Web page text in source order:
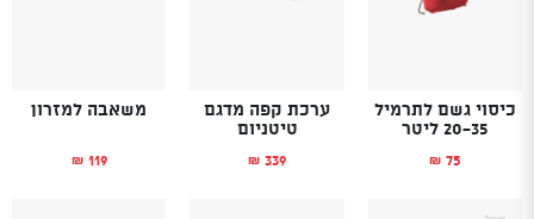
כיסוי גשם לתרמיל
20-35 ליטר
₪ 75
ערכת קפה מדגם
טיטניום
₪ 339
משאבה למזרון
₪ 119